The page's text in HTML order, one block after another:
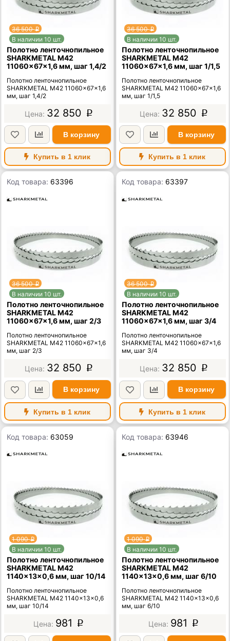
36 500p
В наличии 10 шт.
Полотно ленточнопильное
SHARKMETAL M42
11060×67×1,6 мм, шаг 1,4/2
Полотно ленточнопильное
SHARKMETAL M42 11060×67×1,6
мм, шаг 1,4/2
32 850 p
В корзину
Купить в 1 клик
36 500p
В наличии 10 шт.
Полотно ленточнопильное
SHARKMETAL M42
11060×67×1,6 мм, шаг 1/1,5
Полотно ленточнопильное
SHARKMETAL M42 11060×67×1,6
мм, шаг 1/1,5
32 850 p
В корзину
Купить в 1 клик
Код товара: 63396
36 500p
В наличии 10 шт.
Полотно ленточнопильное
SHARKMETAL M42
11060×67×1,6 мм, шаг 2/3
Полотно ленточнопильное
SHARKMETAL M42 11060×67×1,6
мм, шаг 2/3
32 850 p
В корзину
Купить в 1 клик
Код товара: 63397
36 500p
В наличии 10 шт.
Полотно ленточнопильное
SHARKMETAL M42
11060×67×1,6 мм, шаг 3/4
Полотно ленточнопильное
SHARKMETAL M42 11060×67×1,6
мм, шаг 3/4
32 850 p
В корзину
Купить в 1 клик
Код товара: 63059
1 090p
В наличии 10 шт.
Полотно ленточнопильное
SHARKMETAL M42
1140×13×0,6 мм, шаг 10/14
Полотно ленточнопильное
SHARKMETAL M42 1140×13×0,6
мм, шаг 10/14
981 p
Код товара: 63946
1 090p
В наличии 10 шт.
Полотно ленточнопильное
SHARKMETAL M42
1140×13×0,6 мм, шаг 6/10
Полотно ленточнопильное
SHARKMETAL M42 1140×13×0,6
мм, шаг 6/10
981 p